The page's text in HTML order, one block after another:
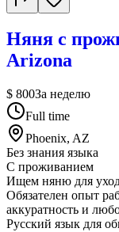
Няня с
Arizona
$ 800За неделю
Full time
Phoenix, AZ
Без знания языка
С проживанием
Ищем няню для
Обязателен опыт
аккуратность и
Русский язык для